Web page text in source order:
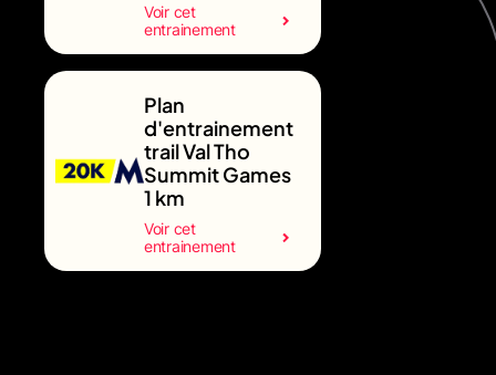
Voir cet
entrainement
Plan
d'entrainement
trail Val Tho
Summit Games
1 km
Voir cet
entrainement